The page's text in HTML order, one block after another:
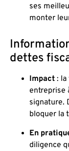
ses
monter
dettes
Impact :
entreprise
signature.
bloquer la
En
diligence